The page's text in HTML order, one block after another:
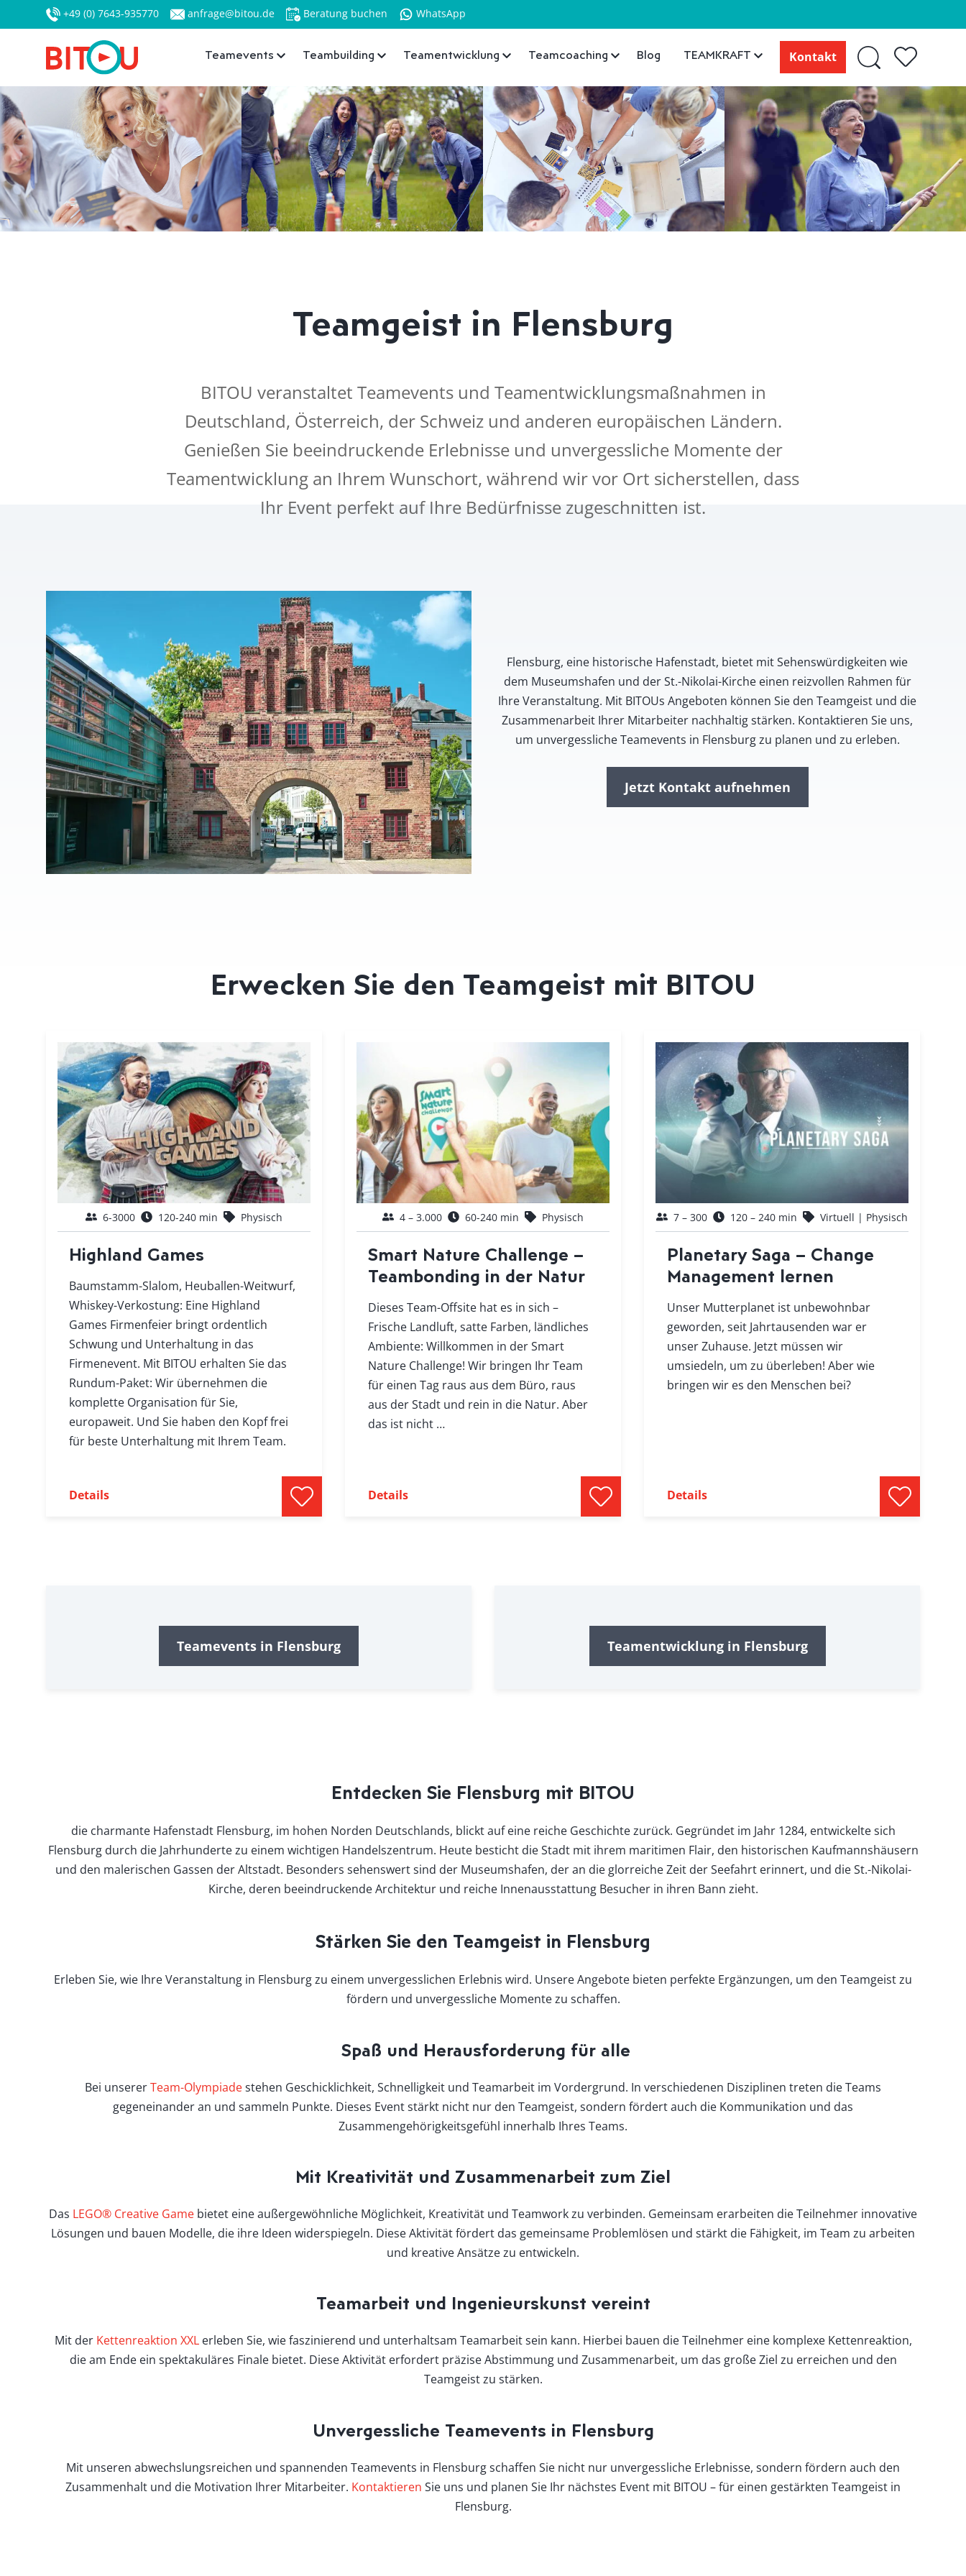
+49 (0) 7643-935770 anfrage@bitou.de Beratung buchen WhatsApp
Teamevents Teambuilding Teamentwicklung Teamcoaching Blog TEAMKRAFT Kontakt
Teamgeist in Flensburg
BITOU veranstaltet Teamevents und Teamentwicklungsmaßnahmen in
Deutschland, Österreich, der Schweiz und anderen europäischen Ländern.
Genießen Sie beeindruckende Erlebnisse und unvergessliche Momente der
Teamentwicklung an Ihrem Wunschort, während wir vor Ort sicherstellen, dass
Ihr Event perfekt auf Ihre Bedürfnisse zugeschnitten ist.
Flensburg, eine historische Hafenstadt, bietet mit Sehenswürdigkeiten wie
dem Museumshafen und der St.-Nikolai-Kirche einen reizvollen Rahmen für
Ihre Veranstaltung. Mit BITOUs Angeboten können Sie den Teamgeist und die
Zusammenarbeit Ihrer Mitarbeiter nachhaltig stärken. Kontaktieren Sie uns,
um unvergessliche Teamevents in Flensburg zu planen und zu erleben.
Jetzt Kontakt aufnehmen
Erwecken Sie den Teamgeist mit BITOU
6-3000 120-240 min Physisch
Highland Games
Baumstamm-Slalom, Heuballen-Weitwurf,
Whiskey-Verkostung: Eine Highland
Games Firmenfeier bringt ordentlich
Schwung und Unterhaltung in das
Firmenevent. Mit BITOU erhalten Sie das
Rundum-Paket: Wir übernehmen die
komplette Organisation für Sie,
europaweit. Und Sie haben den Kopf frei
für beste Unterhaltung mit Ihrem Team.
Details
4 – 3.000 60-240 min Physisch
Smart Nature Challenge –
Teambonding in der Natur
Dieses Team-Offsite hat es in sich –
Frische Landluft, satte Farben, ländliches
Ambiente: Willkommen in der Smart
Nature Challenge! Wir bringen Ihr Team
für einen Tag raus aus dem Büro, raus
aus der Stadt und rein in die Natur. Aber
das ist nicht …
Details
7 – 300 120 – 240 min Virtuell | Physisch
Planetary Saga – Change
Management lernen
Unser Mutterplanet ist unbewohnbar
geworden, seit Jahrtausenden war er
unser Zuhause. Jetzt müssen wir
umsiedeln, um zu überleben! Aber wie
bringen wir es den Menschen bei?
Details
Teamevents in Flensburg Teamentwicklung in Flensburg
Entdecken Sie Flensburg mit BITOU
die charmante Hafenstadt Flensburg, im hohen Norden Deutschlands, blickt auf eine reiche Geschichte zurück. Gegründet im Jahr 1284, entwickelte sich
Flensburg durch die Jahrhunderte zu einem wichtigen Handelszentrum. Heute besticht die Stadt mit ihrem maritimen Flair, den historischen Kaufmannshäusern
und den malerischen Gassen der Altstadt. Besonders sehenswert sind der Museumshafen, der an die glorreiche Zeit der Seefahrt erinnert, und die St.-Nikolai-
Kirche, deren beeindruckende Architektur und reiche Innenausstattung Besucher in ihren Bann zieht.
Stärken Sie den Teamgeist in Flensburg
Erleben Sie, wie Ihre Veranstaltung in Flensburg zu einem unvergesslichen Erlebnis wird. Unsere Angebote bieten perfekte Ergänzungen, um den Teamgeist zu
fördern und unvergessliche Momente zu schaffen.
Spaß und Herausforderung für alle
Bei unsererTeam-Olympiadestehen Geschicklichkeit, Schnelligkeit und Teamarbeit im Vordergrund. In verschiedenen Disziplinen treten die Teams
gegeneinander an und sammeln Punkte. Dieses Event stärkt nicht nur den Teamgeist, sondern fördert auch die Kommunikation und das
Zusammengehörigkeitsgefühl innerhalb Ihres Teams.
Mit Kreativität und Zusammenarbeit zum Ziel
Das LEGO® Creative Game bietet eine außergewöhnliche Möglichkeit, Kreativität und Teamwork zu verbinden. Gemeinsam erarbeiten die Teilnehmer innovative
Lösungen und bauen Modelle, die ihre Ideen widerspiegeln. Diese Aktivität fördert das gemeinsame Problemlösen und stärkt die Fähigkeit, im Team zu arbeiten
und kreative Ansätze zu entwickeln.
Teamarbeit und Ingenieurskunst vereint
Mit der Kettenreaktion XXLerleben Sie, wie faszinierend und unterhaltsam Teamarbeit sein kann. Hierbei bauen die Teilnehmer eine komplexe Kettenreaktion,
die am Ende ein spektakuläres Finale bietet. Diese Aktivität erfordert präzise Abstimmung und Zusammenarbeit, um das große Ziel zu erreichen und den
Teamgeist zu stärken.
Unvergessliche Teamevents in Flensburg
Mit unseren abwechslungsreichen und spannenden Teamevents in Flensburg schaffen Sie nicht nur unvergessliche Erlebnisse, sondern fördern auch den
Zusammenhalt und die Motivation Ihrer Mitarbeiter. Kontaktieren Sie uns und planen Sie Ihr nächstes Event mit BITOU – für einen gestärkten Teamgeist in
Flensburg.